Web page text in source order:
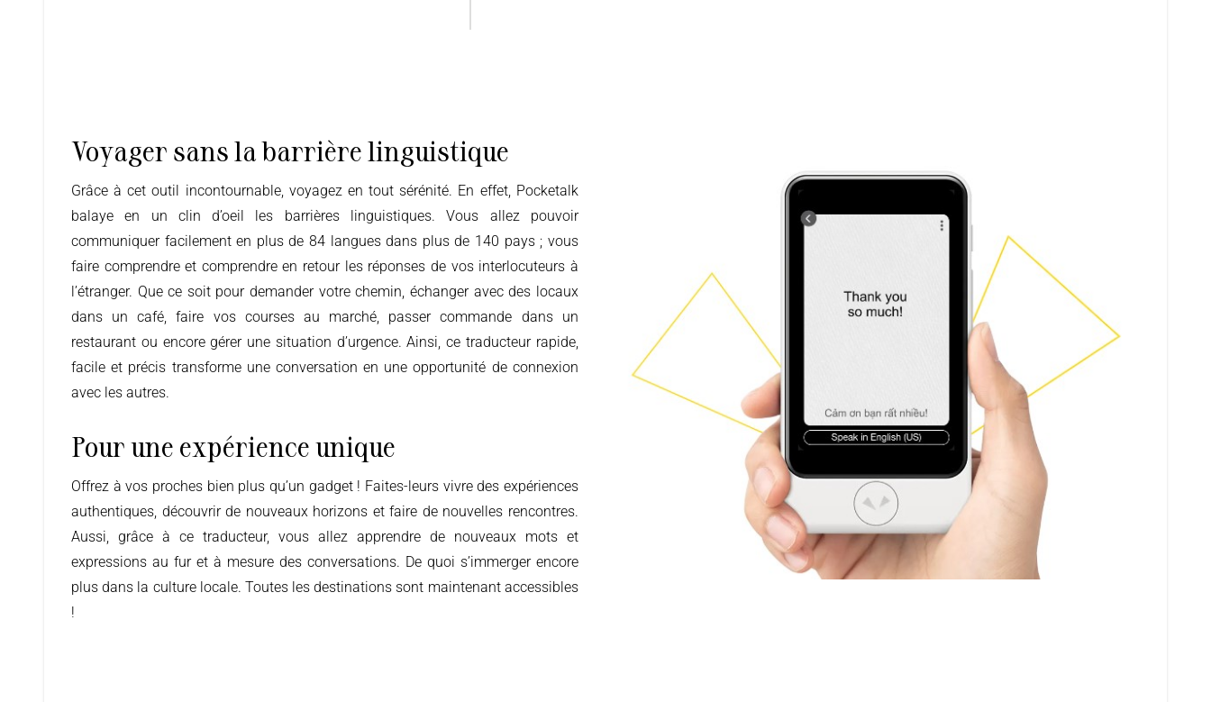
Voyager sans la barrière linguistique
Grâce à cet outil incontournable, voyagez en tout sérénité. En effet, Pocketalk
balaye en un clin d’oeil les barrières linguistiques. Vous allez pouvoir
communiquer facilement en plus de 84 langues dans plus de 140 pays ; vous
faire comprendre et comprendre en retour les réponses de vos interlocuteurs à
l’étranger. Que ce soit pour demander votre chemin, échanger avec des locaux
dans un café, faire vos courses au marché, passer commande dans un
restaurant ou encore gérer une situation d’urgence. Ainsi, ce traducteur rapide,
facile et précis transforme une conversation en une opportunité de connexion
avec les autres.
Pour une expérience unique
Offrez à vos proches bien plus qu’un gadget ! Faites-leurs vivre des expériences
authentiques, découvrir de nouveaux horizons et faire de nouvelles rencontres.
Aussi, grâce à ce traducteur, vous allez apprendre de nouveaux mots et
expressions au fur et à mesure des conversations. De quoi s’immerger encore
plus dans la culture locale. Toutes les destinations sont maintenant accessibles
!